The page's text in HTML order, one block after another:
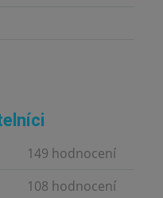
149 hodnocení
108 hodnocení